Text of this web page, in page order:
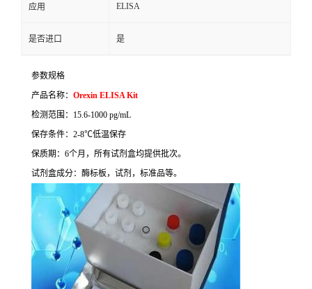
应用 ELISA
是否进口 是
参数规格
产品名称： Orexin ELISA Kit
检测范围： 15.6-1000 pg/mL
保存条件： 2-8℃低温保存
保质期： 6个月，所有试剂盒均提供批次。
试剂盒成分：酶标板，试剂，标准品等。